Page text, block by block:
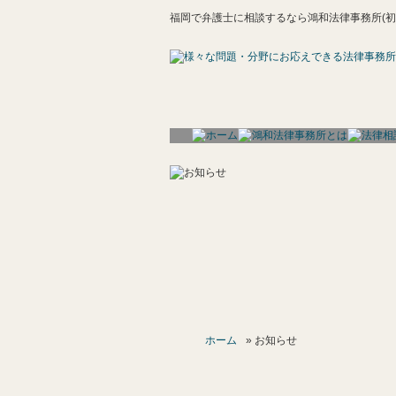
福岡で弁護士に相談するなら鴻和法律事務所(
ホーム » お知らせ